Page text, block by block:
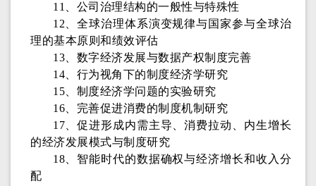
11、公司治理结构的一般性与特殊性
12、全球治理体系演变规律与国家参与全球治
理的基本原则和绩效评估
13、数字经济发展与数据产权制度完善
14、行为视角下的制度经济学研究
15、制度经济学问题的实验研究
16、完善促进消费的制度机制研究
17、促进形成内需主导、消费拉动、内生增长
的经济发展模式与制度研究
18、智能时代的数据确权与经济增长和收入分
配